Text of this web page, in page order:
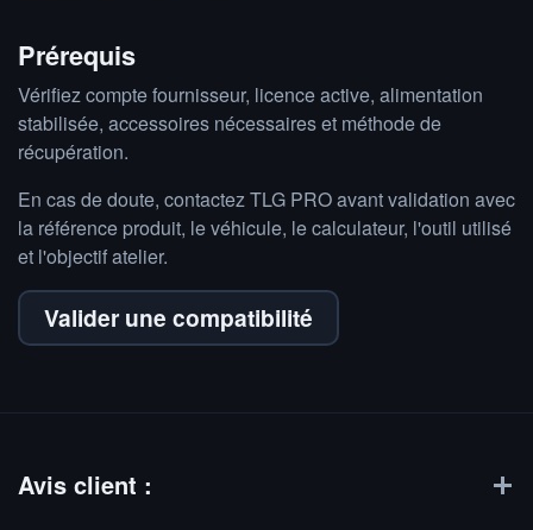
Prérequis
Vérifiez compte fournisseur, licence active, alimentation
stabilisée, accessoires nécessaires et méthode de
récupération.
En cas de doute, contactez TLG PRO avant validation avec
la référence produit, le véhicule, le calculateur, l'outil utilisé
et l'objectif atelier.
Valider une compatibilité
Avis client :